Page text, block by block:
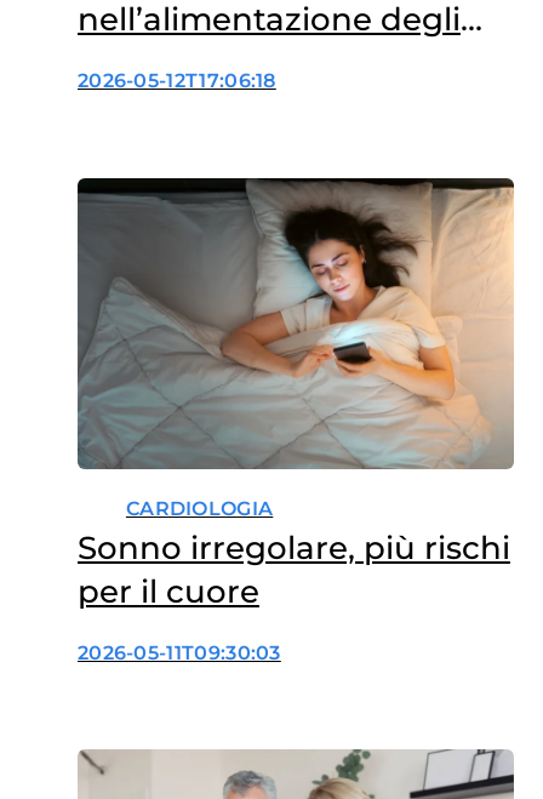
nell’alimentazione degli
italiani?
2026-05-12T17:06:18
CARDIOLOGIA
Sonno irregolare, più rischi
per il cuore
2026-05-11T09:30:03